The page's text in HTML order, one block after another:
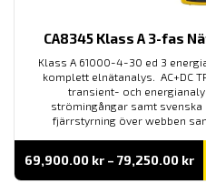
CA8345 Klass A 3-fas
Klass A 61000-4-30 ed 3
komplett elnätanalys. AC+DC
transient- och
strömingångar samt svenska
fjärrstyrning över webben
69,900.00 kr – 79,250.00 kr